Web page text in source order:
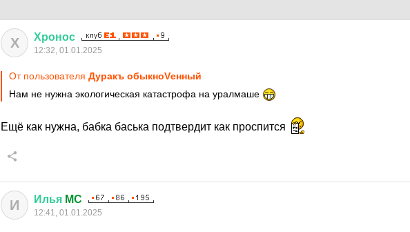
Х Хронос
12:32, 01.01.2025
От пользователя Дуракъ обыкноVенный
Нам не нужна экологическая катастрофа на уралмаше
Ещё как нужна, бабка баська подтвердит как проспится
И Илья MC
12:41, 01.01.2025